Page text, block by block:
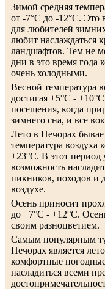
Зимой средняя
от -7°C до -12°C. Это
для любителей
любит наслаждаться
ландшафтов. Тем не
дни в это время года
очень холодными.
Весной температура
достигая +5°C -
посещения, когда
зимнего сна, и все
Лето в Печорах
температура воздуха
+23°C. В этот период
возможность
пикников, походов и
воздухе.
Осень приносит
до +7°C - +12°C.
своим разноцветием.
Самым популярным
Печорах является
комфортные
насладиться всеми